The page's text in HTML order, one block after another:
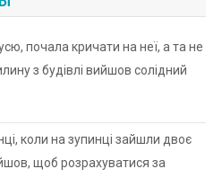
почала кричати на неї, а та не
з будівлі вийшов солідний
коли на зупинці зайшли двоє
щоб розрахуватися за